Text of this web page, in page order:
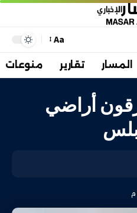
Aa
المسار تقارير منوعات
أراضي